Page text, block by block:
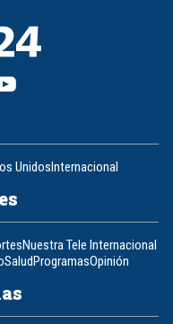
UnidosInternacional
Nuestra Tele Internacional
SaludProgramasOpinión